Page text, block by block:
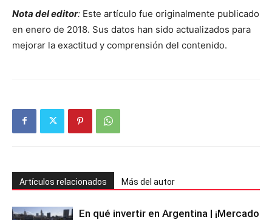
Nota del editor: Este artículo fue originalmente publicado
en enero de 2018. Sus datos han sido actualizados para
mejorar la exactitud y comprensión del contenido.
Artículos relacionados Más del autor
En qué invertir en Argentina | ¡Mercado